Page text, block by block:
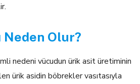
Neden Olur?
nedeni vücudun ürik asit üretiminin
ürik asidin böbrekler vasıtasıyla